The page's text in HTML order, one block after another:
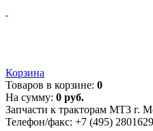
Корзина
Товаров в корзине: 0
На сумму: 0 руб.
Запчасти к тракторам МТЗ г.
Телефон/факс: +7 (495)